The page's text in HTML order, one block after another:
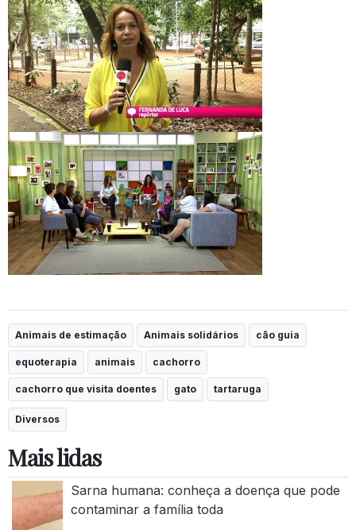
Animais de estimação Animais solidários cão guia
equoterapia animais cachorro
cachorro que visita doentes gato tartaruga
Diversos
Mais lidas
Sarna humana: conheça a doença que pode
contaminar a família toda